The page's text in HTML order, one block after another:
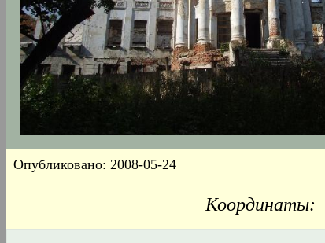
Опубликовано: 2008-05-24
Координаты: